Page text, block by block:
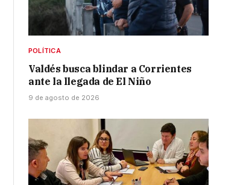
POLÍTICA
Valdés busca blindar a Corrientes
ante la llegada de El Niño
9 de agosto de 2026